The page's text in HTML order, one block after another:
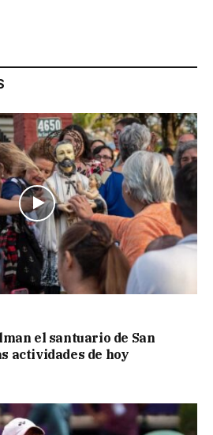
el santuario de San
actividades de hoy